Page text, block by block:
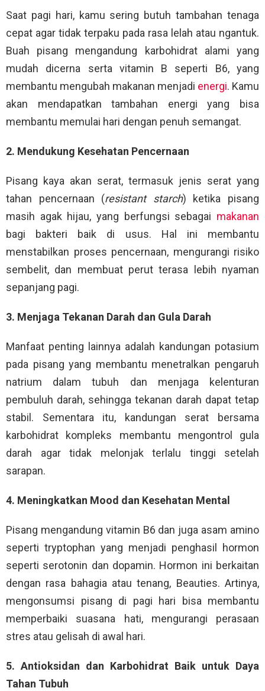
Saat pagi hari, kamu sering butuh tambahan tenaga
cepat agar tidak terpaku pada rasa lelah atau ngantuk.
Buah pisang mengandung karbohidrat alami yang
mudah dicerna serta vitamin B seperti B6, yang
membantu mengubah makanan menjadi energi. Kamu
akan mendapatkan tambahan energi yang bisa
membantu memulai hari dengan penuh semangat.
2. Mendukung Kesehatan Pencernaan
Pisang kaya akan serat, termasuk jenis serat yang
tahan pencernaan (resistant starch) ketika pisang
masih agak hijau, yang berfungsi sebagai makanan
bagi bakteri baik di usus. Hal ini membantu
menstabilkan proses pencernaan, mengurangi risiko
sembelit, dan membuat perut terasa lebih nyaman
sepanjang pagi.
3. Menjaga Tekanan Darah dan Gula Darah
Manfaat penting lainnya adalah kandungan potasium
pada pisang yang membantu menetralkan pengaruh
natrium dalam tubuh dan menjaga kelenturan
pembuluh darah, sehingga tekanan darah dapat tetap
stabil. Sementara itu, kandungan serat bersama
karbohidrat kompleks membantu mengontrol gula
darah agar tidak melonjak terlalu tinggi setelah
sarapan.
4. Meningkatkan Mood dan Kesehatan Mental
Pisang mengandung vitamin B6 dan juga asam amino
seperti tryptophan yang menjadi penghasil hormon
seperti serotonin dan dopamin. Hormon ini berkaitan
dengan rasa bahagia atau tenang, Beauties. Artinya,
mengonsumsi pisang di pagi hari bisa membantu
memperbaiki suasana hati, mengurangi perasaan
stres atau gelisah di awal hari.
5. Antioksidan dan Karbohidrat Baik untuk Daya
Tahan Tubuh